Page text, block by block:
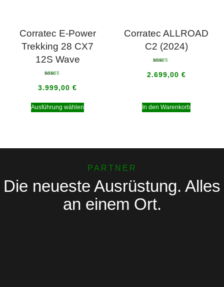
Corratec E-Power
Trekking 28 CX7
12S Wave
5.00
von 5
3.999,00€
Ausführung wählen
Corratec ALLROAD
C2 (2024)
5.00
von 5
2.699,00 €
In den Warenkorb
PARTNER
Die neueste Ausrüstung. Alles
an einem Ort.